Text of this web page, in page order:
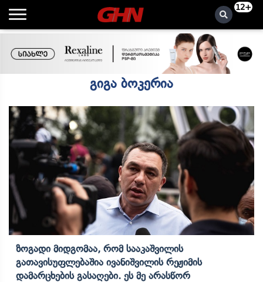
12+
გიგა ბოკერია
Ზოგადი Მიდგომაა, Რომ Სააკაშვილის
Გათავისუფლებაშია Ივანიშვილის Რეჟიმის
Დამარცხების Გასაღები. Ეს Მე Არასწორ